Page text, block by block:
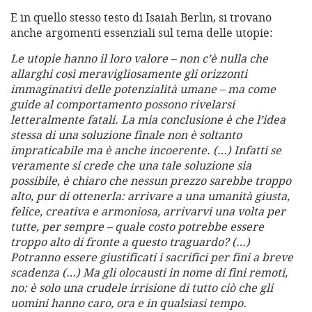
E in quello stesso testo di Isaiah Berlin, si trovano
anche argomenti essenziali sul tema delle utopie:
Le utopie hanno il loro valore – non c’è nulla che
allarghi così meravigliosamente gli orizzonti
immaginativi delle potenzialità umane – ma come
guide al comportamento possono rivelarsi
letteralmente fatali. La mia conclusione è che l’idea
stessa di una soluzione finale non è soltanto
impraticabile ma è anche incoerente. (…) Infatti se
veramente si crede che una tale soluzione sia
possibile, è chiaro che nessun prezzo sarebbe troppo
alto, pur di ottenerla: arrivare a una umanità giusta,
felice, creativa e armoniosa, arrivarvi una volta per
tutte, per sempre – quale costo potrebbe essere
troppo alto di fronte a questo traguardo? (…)
Potranno essere giustificati i sacrifici per fini a breve
scadenza (…) Ma gli olocausti in nome di fini remoti,
no: è solo una crudele irrisione di tutto ciò che gli
uomini hanno caro, ora e in qualsiasi tempo.